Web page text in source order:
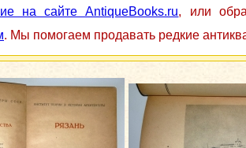
на сайте AntiqueBooks.ru, или
. Мы помогаем продавать редкие